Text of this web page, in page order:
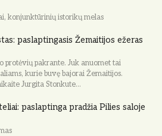
konjunktūrinių istorikų melas
paslaptingasis Žemaitijos ežeras
protėvių pakrante. Juk anuomet tai
kurie buvę bajorai Žemaitijos.
Jurgita Stonkute…
paslaptinga pradžia Pilies saloje